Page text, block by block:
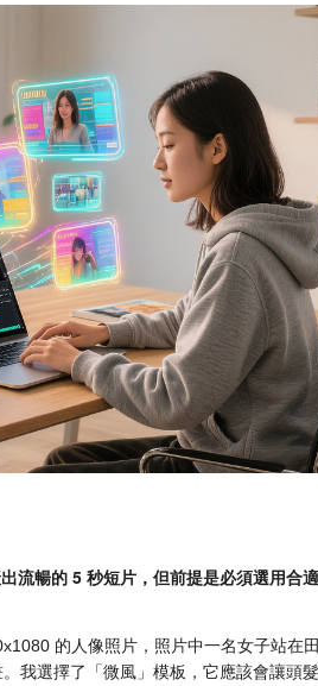
流暢的 5 秒短片，但前提是必須選用合
的人像照片，照片中一名女子站在
選擇了「微風」模板，它應該會讓頭